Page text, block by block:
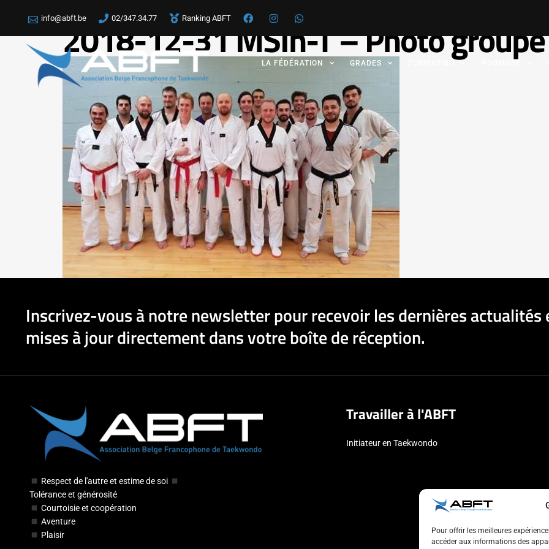
Pour offrir les meilleures
accéder aux informations des
info@abft.be 02/347.34.77 Ranking ABFT
LA FÉDÉRATION GRADES
2018-12-31 MSIn-T – Photo groupe
Inscrivez-vous à notre newsletter pour recevoir les dernières actualités
mises à jour directement dans votre boîte de réception.
Respect de l'autre et estime de soi
Tolérance et générosité
Courtoisie et coopération
Aventure
Plaisir
Travailler à l'ABFT
Initiateur en Taekwondo